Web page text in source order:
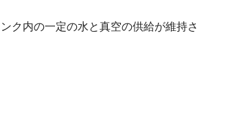
ク内の一定の水と真空の供給が維持さ